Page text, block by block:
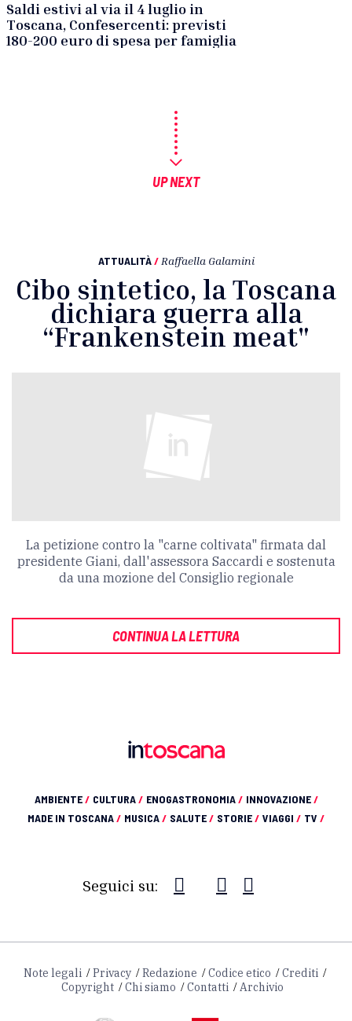
Saldi estivi al via il 4 luglio in
Toscana, Confesercenti: previsti
180-200 euro di spesa per famiglia
UP NEXT
ATTUALITÀ / Raffaella Galamini
Cibo sintetico, la Toscana
dichiara guerra alla
“Frankenstein meat"
La petizione contro la "carne coltivata" firmata dal
presidente Giani, dall'assessora Saccardi e sostenuta
da una mozione del Consiglio regionale
CONTINUA LA LETTURA
AMBIENTE/ CULTURA/ ENOGASTRONOMIA/ INNOVAZIONE/
MADE IN TOSCANA/ MUSICA/ SALUTE/ STORIE/ VIAGGI / TV /
Seguici su:
Note legali Privacy Redazione Codice etico
Crediti
Copyright
Chi siamo Contatti Archivio